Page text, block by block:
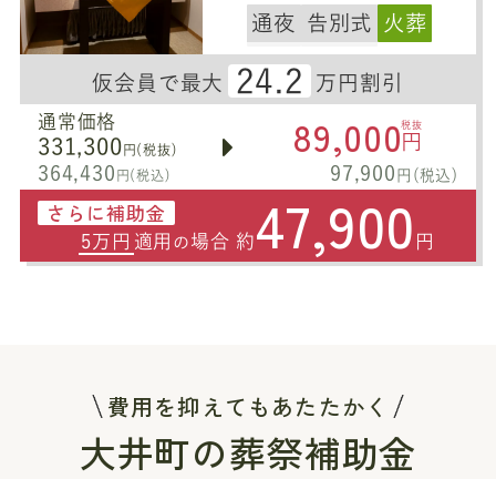
通夜 告別式 火葬
仮会員で最大 24.2 万円割引
通常価格
331,300 円(税抜)
364,430 円(税込)
89,000税抜
円
97,900 円(税込)
さらに補助金
5万円 適用 の 場合 約47,900 円
費用を抑えてもあたたかく
大井町の葬祭補助金